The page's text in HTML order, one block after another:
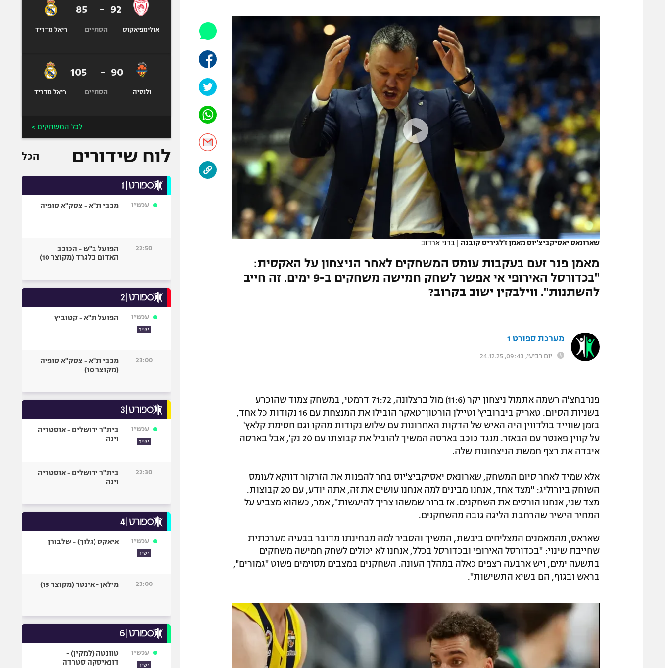
תקנון משתתפים וזוכים בפרסים
תקנון עבור פעילות אלקטרה
גיימינג E-Sports
תנאי שימוש
מדיניות פרטיות
תקנון פעילות ספורט 1
רשיון להקרנה פומבית לבית עסק
הצטרפות לחבילת הערוצים
לוח דרושים – ג'ובנט
תגיות
המגזין
הפועל תל אביב
הפועל חיפה
הפועל באר שבע
מכבי נתניה
בני יהודה
ליגה סינית
ליגה ברזילאית
ליגות נוספות
ספורט מוטורי
בייסבול MLB
ספורט אתגרי
שארונאס יאסיקביצ'יוס מאמן ז'לגיריס קובנה | ברני ארדוב
מאמן פנר זעם בעקבות עומס המשחקים לאחר הניצחון על האקסית:
"בכדורסל האירופי אי אפשר לשחק חמישה משחקים ב-9 ימים. זה חייב
להשתנות". ווילבקין ישוב בקרוב?
מערכת ספורט 1
יום רביעי, 09:43, 24.12.25
פנרבחצ'ה רשמה אתמול ניצחון יקר (11:6) מול ברצלונה, 71:72 דרמטי, במשחק צמוד שהוכרע
בשניות הסיום. טאריק ביברוביץ' וטיילן הורטון־טאקר הובילו את המנצחת עם 16 נקודות כל אחד,
בזמן שווייד בולדווין היה האיש של הדקות האחרונות עם שלוש נקודות מהקו וגם חסימת קלאץ'
על קווין פאנטר עם הבאזר. מנגד כוכב בארסה המשיך להוביל את קבוצתו עם 20 נק', אבל בארסה
איבדה את רצף חמשת הניצחונות שלה.
אלא שמיד לאחר סיום המשחק, שארונאס יאסיקביצ'יוס בחר להפנות את הזרקור דווקא לעומס
השוחק ביורוליג: "מצד אחד, אנחנו מבינים למה אנחנו עושים את זה, אתה יודע, עם 20 קבוצות.
מצד שני, אנחנו הורסים את השחקנים. אז ברור שמשהו צריך להיעשות", אמר, כשהוא מצביע על
המחיר הישיר שהרחבת הליגה גובה מהשחקנים.
שאראס, מהמאמנים המצליחים ביבשת, המשיך והסביר למה מבחינתו מדובר בבעיה מערכתית
שחייבת שינוי: "בכדורסל האירופי ובכדורסל בכלל, אנחנו לא יכולים לשחק חמישה משחקים
בתשעה ימים, ויש ארבעה רצפים כאלה במהלך העונה. השחקנים במצבים מסוימים פשוט "גמורים",
בראש ובגוף, הם בשיא התשישות".
אולימפיאקוס
92
-
85
הסתיים ריאל מדריד
ולנסיה
90
-
105
הסתיים ריאל מדריד
לכל המשחקים >
לוח שידורים הכל
עכשיו מכבי ת"א - צסק"א סופיה
22:50
הפועל ב"ש - הכוכב
האדום בלגרד (מקוצר 10)
עכשיו
ישיר
הפועל ת"א - קטוביץ
23:00
מכבי ת"א - צסק"א סופיה
(מקוצר 10)
עכשיו
ישיר
בית"ר ירושלים - אוסטריה
וינה
22:30
בית"ר ירושלים - אוסטריה
וינה
עכשיו
ישיר
איאקס (גלוך) - שלבורן
23:00 מילאן - אינטר (מקוצר 15)
עכשיו
ישיר
טוונטה (למקין) -
דונאיסקה סטרדה